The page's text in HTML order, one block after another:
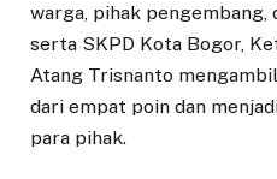
warga, pihak pengembang,
serta SKPD Kota Bogor,
Atang Trisnanto
dari empat poin dan
para pihak.